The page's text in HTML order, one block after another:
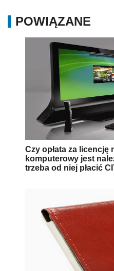
POWIĄZANE
Czy opłata za licencję
komputerowy jest
trzeba od niej płacić